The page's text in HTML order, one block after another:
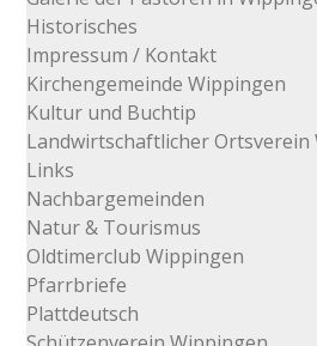
Historisches
Impressum / Kontakt
Kirchengemeinde Wippingen
Kultur und Buchtip
Landwirtschaftlicher Ortsverein
Links
Nachbargemeinden
Natur & Tourismus
Oldtimerclub Wippingen
Pfarrbriefe
Plattdeutsch